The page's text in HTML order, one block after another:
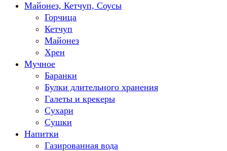
Майонез, Кетчуп, Соусы
Горчица
Кетчуп
Майонез
Хрен
Мучное
Баранки
Булки длительного хранения
Галеты и крекеры
Сухари
Сушки
Напитки
Газированная вода